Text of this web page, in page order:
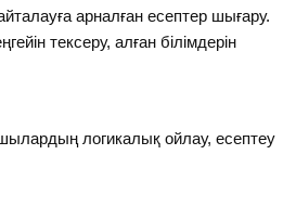
арналған есептер шығару.
тексеру, алған білімдерін
логикалық ойлау, есептеу